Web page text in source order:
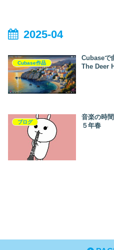
2025-04
Cubase作品
Cubaseで曲作
The Deer
ブログ
音楽の時
５年春